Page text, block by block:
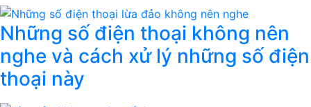
Những số điện thoại không nên
nghe và cách xử lý những số điện
thoại này